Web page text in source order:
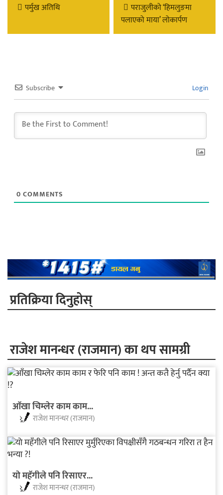
पर्मुख अतिथि
पराजुलीको ‘हिमलुङमा
पलाएको माया’ लोकार्पण
Subscribe Login
0 COMMENTS
प्रतिक्रिया दिनुहोस्
राजेश मानन्धर (राजमान) का थप सामग्री
आँखा चिम्लेर काम काम...
राजेश मानन्धर (राजमान)
याे महँगीले पनि रिसाएर...
राजेश मानन्धर (राजमान)